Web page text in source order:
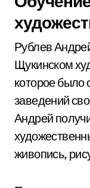
Рублев
Щукинском
которое было
заведений
Андрей
живопись,